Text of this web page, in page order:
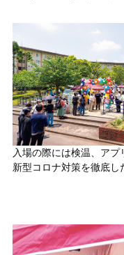
入場の際には検温、アプ
新型コロナ対策を徹底し